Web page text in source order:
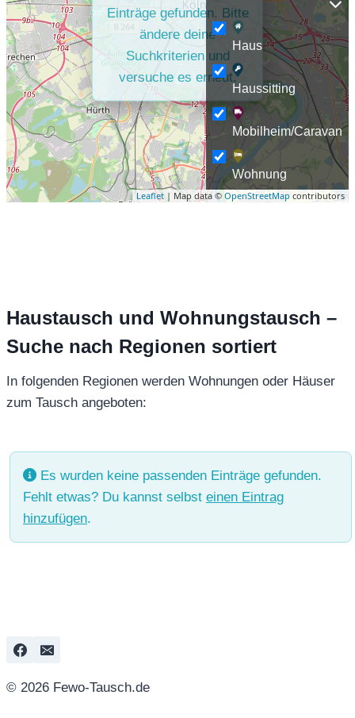
Leaflet| Map data © OpenStreetMap contributors
Einträge gefunden. Bitte
ändere deine
Suchkriterien und
versuche es erneut.
Haus
Haussitting
Mobilheim/Caravan
Wohnung
Haustausch und Wohnungstausch –
Suche nach Regionen sortiert
In folgenden Regionen werden Wohnungen oder Häuser
zum Tausch angeboten:
Es wurden keine passenden Einträge gefunden.
Fehlt etwas? Du kannst selbst einen Eintrag
hinzufügen.
© 2026 Fewo-Tausch.de